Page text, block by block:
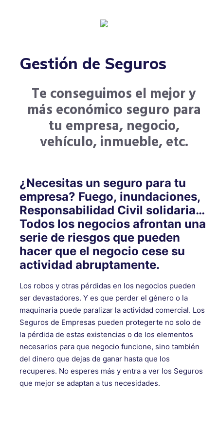
Gestión de Seguros
Te conseguimos el mejor y
más económico seguro para
tu empresa, negocio,
vehículo, inmueble, etc.
¿Necesitas un seguro para tu
empresa? Fuego, inundaciones,
Responsabilidad Civil solidaria…
Todos los negocios afrontan una
serie de riesgos que pueden
hacer que el negocio cese su
actividad abruptamente.
Los robos y otras pérdidas en los negocios pueden
ser devastadores. Y es que perder el género o la
maquinaria puede paralizar la actividad comercial. Los
Seguros de Empresas pueden protegerte no solo de
la pérdida de estas existencias o de los elementos
necesarios para que negocio funcione, sino también
del dinero que dejas de ganar hasta que los
recuperes. No esperes más y entra a ver los Seguros
que mejor se adaptan a tus necesidades.